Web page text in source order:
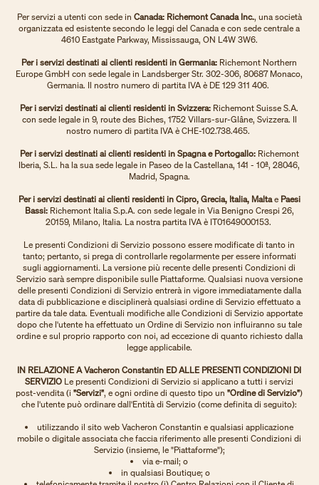
Per servizi a utenti con sede in Canada: Richemont Canada Inc., una società
organizzata ed esistente secondo le leggi del Canada e con sede centrale a
4610 Eastgate Parkway, Mississauga, ON L4W 3W6.
Per i servizi destinati ai clienti residenti in Germania: Richemont Northern
Europe GmbH con sede legale in Landsberger Str. 302-306, 80687 Monaco,
Germania. Il nostro numero di partita IVA è DE 129 311 406.
Per i servizi destinati ai clienti residenti in Svizzera: Richemont Suisse S.A.
con sede legale in 9, route des Biches, 1752 Villars-sur-Glâne, Svizzera. Il
nostro numero di partita IVA è CHE-102.738.465.
Per i servizi destinati ai clienti residenti in Spagna e Portogallo:Richemont
Iberia, S.L. ha la sua sede legale in Paseo de la Castellana, 141 - 10ª, 28046,
Madrid, Spagna.
Per i servizi destinati ai clienti residenti in Cipro, Grecia, Italia, Maltae Paesi
Bassi:Richemont Italia S.p.A. con sede legale in Via Benigno Crespi 26,
20159, Milano, Italia. La nostra partita IVA è IT01649000153.
Le presenti Condizioni di Servizio possono essere modificate di tanto in
tanto; pertanto, si prega di controllarle regolarmente per essere informati
sugli aggiornamenti. La versione più recente delle presenti Condizioni di
Servizio sarà sempre disponibile sulle Piattaforme. Qualsiasi nuova versione
delle presenti Condizioni di Servizio entrerà in vigore immediatamente dalla
data di pubblicazione e disciplinerà qualsiasi ordine di Servizio effettuato a
partire da tale data. Eventuali modifiche alle Condizioni di Servizio apportate
dopo che l'utente ha effettuato un Ordine di Servizio non influiranno su tale
ordine e sul proprio rapporto con noi, ad eccezione di quanto richiesto dalla
legge applicabile.
IN RELAZIONE A Vacheron Constantin ED ALLE PRESENTI CONDIZIONI DI
SERVIZIO Le presenti Condizioni di Servizio si applicano a tutti i servizi
post-vendita (i"Servizi", e ogni ordine di questo tipo un"Ordine di Servizio")
che l'utente può ordinare dall'Entità di Servizio (come definita di seguito):
utilizzando il sito web Vacheron Constantin e qualsiasi applicazione
mobile o digitale associata che faccia riferimento alle presenti Condizioni di
Servizio (insieme, le "Piattaforme");
via e-mail; o
in qualsiasi Boutique; o